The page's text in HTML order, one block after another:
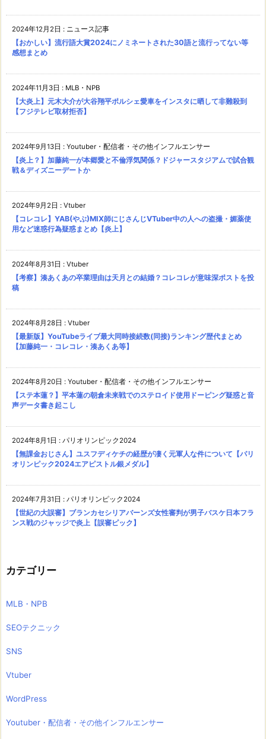
2024年12月2日 : ニュース記事
【おかしい】流行語大賞2024にノミネートされた30語と流行ってない等
感想まとめ
2024年11月3日 : MLB・NPB
【大炎上】元木大介が大谷翔平ポルシェ愛車をインスタに晒して非難殺到
【フジテレビ取材拒否】
2024年9月13日 : Youtuber・配信者・その他インフルエンサー
【炎上？】加藤純一が本郷愛と不倫浮気関係？ドジャースタジアムで試合観
戦＆ディズニーデートか
2024年9月2日 : Vtuber
【コレコレ】YAB(やぶ)MIX師にじさんじVTuber中の人への盗撮・媚薬使
用など迷惑行為疑惑まとめ【炎上】
2024年8月31日 : Vtuber
【考察】湊あくあの卒業理由は天月との結婚？コレコレが意味深ポストを投
稿
2024年8月28日 : Vtuber
【最新版】YouTubeライブ最大同時接続数(同接)ランキング歴代まとめ
【加藤純一・コレコレ・湊あくあ等】
2024年8月20日 : Youtuber・配信者・その他インフルエンサー
【ステ本蓮？】平本蓮の朝倉未来戦でのステロイド使用ドーピング疑惑と音
声データ書き起こし
2024年8月1日 : パリオリンピック2024
【無課金おじさん】ユスフディケチの経歴が凄く元軍人な件について【パリ
オリンピック2024エアピストル銀メダル】
2024年7月31日 : パリオリンピック2024
【世紀の大誤審】ブランカセシリアバーンズ女性審判が男子バスケ日本フラ
ンス戦のジャッジで炎上【誤審ピック】
カテゴリー
MLB・NPB
SEOテクニック
SNS
Vtuber
WordPress
Youtuber・配信者・その他インフルエンサー